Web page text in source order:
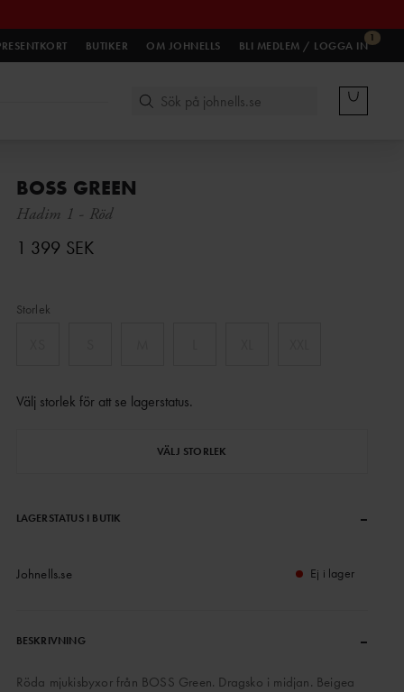
BUTIKER OM JOHNELLS
1
BLI MEDLEM / LOGGA IN
BOSS GREEN
Hadim 1 - Röd
1 399 SEK
Storlek
Välj storlek för att se lagerstatus.
VÄLJ STORLEK
LAGERSTATUS I BUTIK –
Johnells.se Ej i lager
BESKRIVNING –
Röda mjukisbyxor från BOSS Green. Dragsko i midjan. Beigea